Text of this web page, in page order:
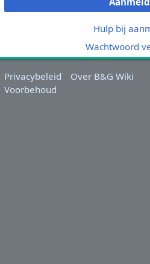
Hulp bij
Wachtwoord
Privacybeleid
Over B&G Wiki
Voorbehoud